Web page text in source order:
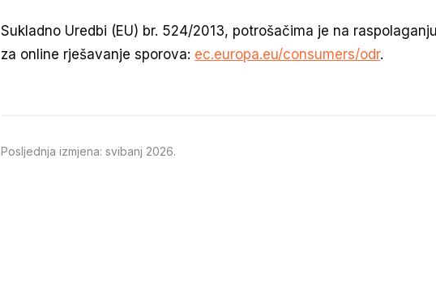
Sukladno Uredbi (EU) br. 524/2013, potrošačima je na
za online rješavanje sporova: ec.europa.eu/consumers/odr.
Posljednja izmjena: svibanj 2026.